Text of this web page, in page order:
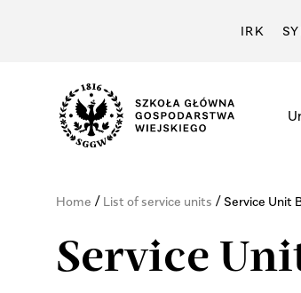
IRK
Home / List of service units / Service Unit
Service